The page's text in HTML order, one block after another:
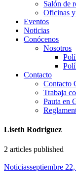
Salón de
Oficinas
Eventos
Noticias
Conócenos
Nosotros
Contacto
Contacto
Trabaja
Pauta en
Liseth Rodriguez
2 articles published
Noticiasseptiembre